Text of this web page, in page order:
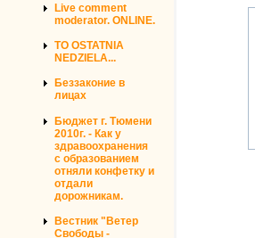
Live comment
moderator. ONLINE.
TO OSTATNIA
NEDZIELA...
Беззаконие в
лицах
Бюджет г. Тюмени
2010г. - Как у
здравоохранения
с образованием
отняли конфетку и
отдали
дорожникам.
Вестник "Ветер
Свободы -